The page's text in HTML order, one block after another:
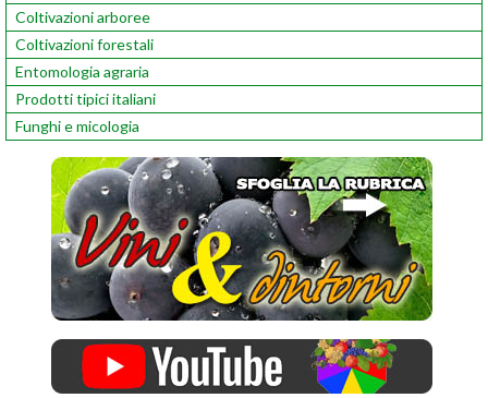
Coltivazioni arboree
Coltivazioni forestali
Entomologia agraria
Prodotti tipici italiani
Funghi e micologia